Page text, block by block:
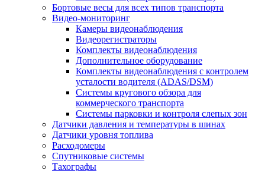
Бортовые весы для всех типов транспорта
Видео-мониторинг
Камеры видеонаблюдения
Видеорегистраторы
Комплекты видеонаблюдения
Дополнительное оборудование
Комплекты видеонаблюдения с контролем
усталости водителя (ADAS/DSM)
Системы кругового обзора для
коммерческого транспорта
Системы парковки и контроля слепых зон
Датчики давления и температуры в шинах
Датчики уровня топлива
Расходомеры
Спутниковые системы
Тахографы